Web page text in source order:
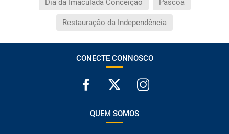
Dia da Imaculada Conceição Páscoa
Restauração da Independência
CONECTE CONNOSCO
QUEM SOMOS